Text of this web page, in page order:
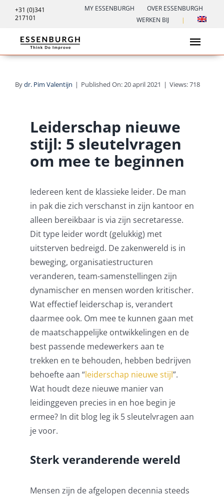
naar
inhoud
+31 (0)341
217101
MY ESSENBURGH
OVER ESSENBURGH
WERKEN BIJ
|
Transformatiespel
Verdienmodellen spel
Bydr. Pim Valentijn | Published On: 20 april 2021 | Views: 718
Leiderschap nieuwe
stijl: 5 sleutelvragen
om mee te beginnen
Iedereen kent de klassieke leider. De man
in pak die zich verschanst in zijn kantoor en
alleen bereikbaar is via zijn secretaresse.
Dit type leider wordt (gelukkig) met
uitsterven bedreigd. De zakenwereld is in
beweging, organisatiestructuren
veranderen, team-samenstellingen zijn
dynamischer en mensen worden kritischer.
Wat effectief leiderschap is, verandert
daarmee ook. Om mee te kunnen gaan met
de maatschappelijke ontwikkelingen en de
best passende medewerkers aan te
trekken en te behouden, hebben bedrijven
behoefte aan “leiderschap nieuwe stijl”.
Wat houdt deze nieuwe manier van
leidinggeven precies in en hoe begin je
ermee? In dit blog leg ik 5 sleutelvragen aan
je voor.
Sterk veranderende wereld
Mensen zijn de afgelopen decennia steeds